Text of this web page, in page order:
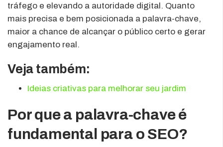
tráfego e elevando a autoridade digital. Quanto
mais precisa e bem posicionada a palavra-chave,
maior a chance de alcançar o público certo e gerar
engajamento real.
Veja também:
Ideias criativas para melhorar seu jardim
Por que a palavra-chave é
fundamental para o SEO?